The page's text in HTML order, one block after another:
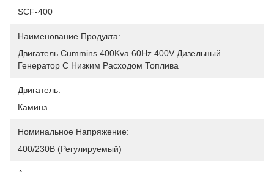
SCF-400
Наименование Продукта:
Двигатель Cummins 400Kva 60Hz 400V Дизельный
Генератор С Низким Расходом Топлива
Двигатель:
Каминз
Номинальное Напряжение:
400/230В (регулируемый)